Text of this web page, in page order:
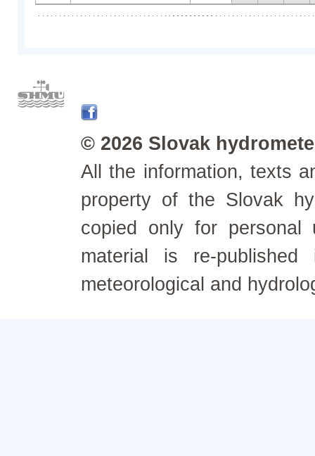
© 2026 Slovak
All the information, texts
property of the Slovak
copied only for personal
material is re-
meteorological and